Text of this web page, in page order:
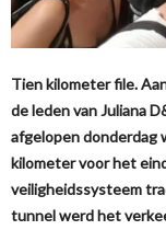
Tien kilometer file.
de leden van Juliana
afgelopen donderdag
kilometer voor het
veiligheidssysteem
tunnel werd het